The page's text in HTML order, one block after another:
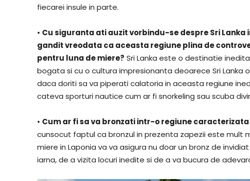
fiecarei insule in parte.
• Cu siguranta ati auzit vorbindu-se despre Sri
gandit vreodata ca aceasta regiune plina de
pentru luna de miere? Sri Lanka este o destinatie
bogata si cu o cultura impresionanta deoarece Sri Lanka
daca doriti sa va piperati calatoria in aceasta regiune
cateva sporturi nautice cum ar fi snorkeling sau scuba
• Cum ar fi sa va bronzati intr-o regiune
cunsocut faptul ca bronzul in prezenta zapezii este mult
miere in Laponia va va asigura nu doar un bronz de
iarna, de a vizita locuri inedite si de a va bucura de